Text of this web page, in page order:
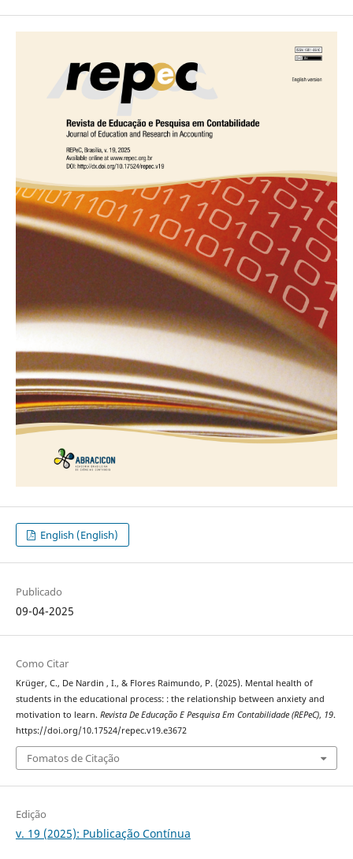
English (English)
Publicado
09-04-2025
Como Citar
Krüger, C., De Nardin , I., & Flores Raimundo, P. (2025). Mental health of
students in the educational process: : the relationship between anxiety and
motivation to learn. Revista De Educação E Pesquisa Em Contabilidade (REPeC), 19.
https://doi.org/10.17524/repec.v19.e3672
Fomatos de Citação
Edição
v. 19 (2025): Publicação Contínua